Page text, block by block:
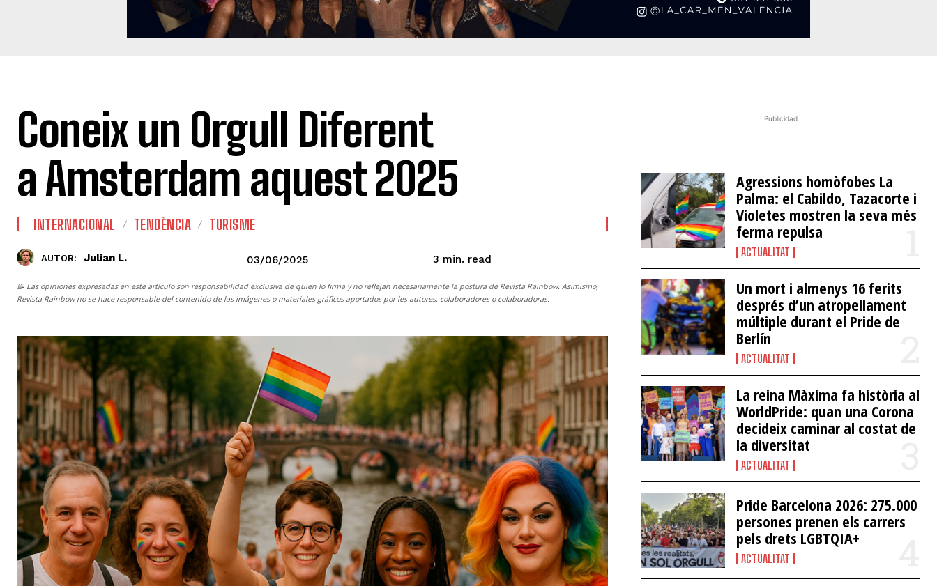
Coneix un Orgull Diferent
a Amsterdam aquest 2025
INTERNACIONAL TENDÈNCIA TURISME
AUTOR: Julian L. 03/06/2025 3 min. read
📝 Las opiniones expresadas en este artículo son responsabilidad exclusiva de quien lo firma y no reflejan necesariamente la postura de Revista Rainbow. Asimismo,
Revista Rainbowno se hace responsable del contenido de las imágenes o materiales gráficos aportados por les autores, colaboradores o colaboradoras.
Publicidad
​Agressions homòfobes La
Palma: el Cabildo, Tazacorte i
Violetes mostren la seva més
ferma repulsa
ACTUALITAT
Un mort i almenys 16 ferits
després d’un atropellament
múltiple durant el Pride de
Berlín
ACTUALITAT
La reina Màxima fa història al
WorldPride: quan una Corona
decideix caminar al costat de
la diversitat
ACTUALITAT
Pride Barcelona 2026: 275.000
persones prenen els carrers
pels drets LGBTQIA+
ACTUALITAT